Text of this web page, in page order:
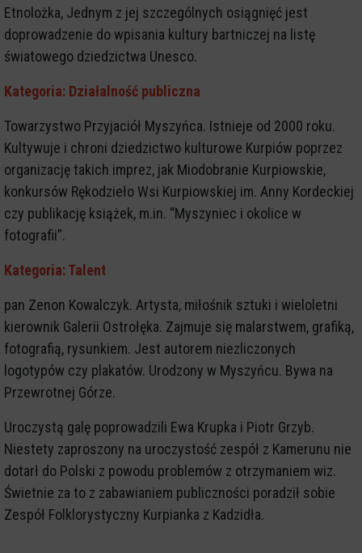
Etnolożka, Jednym z jej szczególnych osiągnięć jest
doprowadzenie do wpisania kultury bartniczej na listę
światowego dziedzictwa Unesco.
Kategoria: Działalność publiczna
Towarzystwo Przyjaciół Myszyńca. Istnieje od 2000 roku.
Kultywuje i chroni dziedzictwo kulturowe Kurpiów poprzez
organizację takich imprez, jak Miodobranie Kurpiowskie,
konkursów Rękodzieło Wsi Kurpiowskiej im. Anny Kordeckiej
czy publikację książek, m.in. “Myszyniec i okolice w
fotografii”.
Kategoria: Talent
pan Zenon Kowalczyk. Artysta, miłośnik sztuki i wieloletni
kierownik Galerii Ostrołęka. Zajmuje się malarstwem, grafiką,
fotografią, rysunkiem. Jest autorem niezliczonych
logotypów czy plakatów. Urodzony w Myszyńcu. Bywa na
Przewrotnej Górze.
Uroczystą galę poprowadzili Ewa Krupka i Piotr Grzyb.
Niestety zaproszony na uroczystość zespół z Kamerunu nie
dotarł do Polski z powodu problemów z otrzymaniem wiz.
Świetnie za to z zabawianiem publiczności poradził sobie
Zespół Folklorystyczny Kurpianka z Kadzidła.